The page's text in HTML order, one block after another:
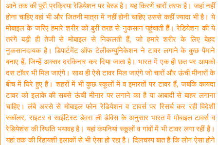
आने तक की पूरी प्रक्रिया रेडियेशन पर बेस्ड है। यह किरणें चारों तरफ है। जहां नहीं
होना चाहिए वहां भी और जितनी मात्रा में नहीं होनी चाहिए उससे कहीं ज्यादा भी है। ये
मोबाइल के जरिए हमारे शरीर को बुरी तरह से नुकसान पहुंचाती हैं। रेडियेशन की ये
तरंगें बड़ी ही तेजी से मोबाइल से निकलती हैं, जो हमारे शरीर के लिए बेहद
नुकसानदायक है। डिपार्टमेंट ऑफ टेलीकम्युनिकेशन ने टावर लगाने के कुछ पैमाने
बनाए हैं, जिन्हें अक्सर दरकिनार कर दिया जाता है। भारत में एक ही छत पर आपको
दस टॉवर भी मिल जाएंगे। साथ ही ऐसे टावर मिल जाएंगे जो चारों और ऊंची मीनारों के
बीच में घिरे हुए हैं। शहरों में भी कुछ स्कूलों में व इमारतों पर टावर हैं, जबकि कायदा
टावर को इलाके की सबसे ऊंची मीनार पर लगाने का है या आबादी से बाहर लगाना
चाहिए। लंबे अरसे से मोबाइल फोन रेडियेशन व टावर्स पर रिसर्च कर रही विदेशी
स्कॉलर, राइटर व साइंटिस्ट डेवरा ली डेविस के अनुसार भारत में मोबाइल टावर्स व
रेडियेशंस की स्थिति भयावह है। यहां कंपनियां स्कूलों व गांवों में भी टावर लगा रहीं हैं।
यहां तक की रिहायशी इलाकों से भी ऐसा हो रहा है। दिलचस्प बात है कि लोग ऐसा होने